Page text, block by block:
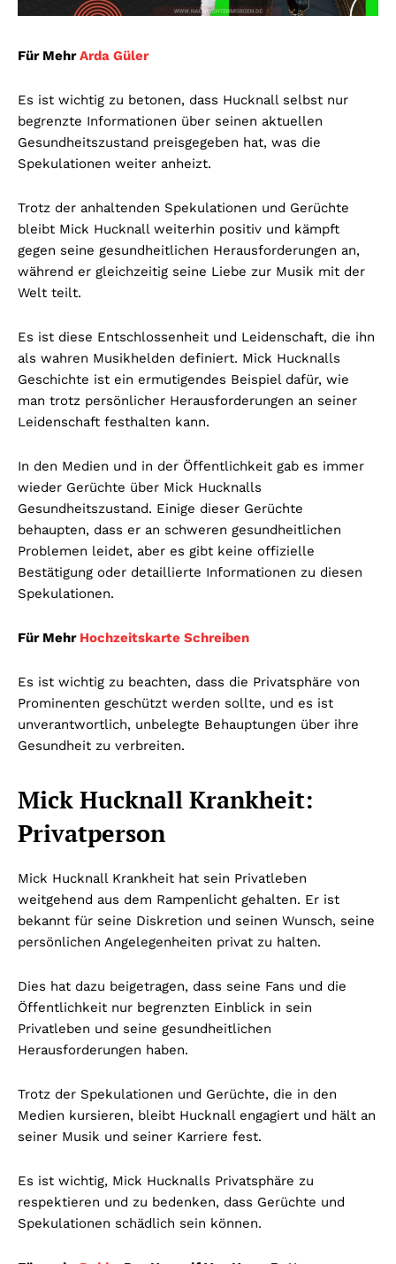
Für MehrArda Güler
Es ist wichtig zu betonen, dass Hucknall selbst nur
begrenzte Informationen über seinen aktuellen
Gesundheitszustand preisgegeben hat, was die
Spekulationen weiter anheizt.
Trotz der anhaltenden Spekulationen und Gerüchte
bleibt Mick Hucknall weiterhin positiv und kämpft
gegen seine gesundheitlichen Herausforderungen an,
während er gleichzeitig seine Liebe zur Musik mit der
Welt teilt.
Es ist diese Entschlossenheit und Leidenschaft, die ihn
als wahren Musikhelden definiert. Mick Hucknalls
Geschichte ist ein ermutigendes Beispiel dafür, wie
man trotz persönlicher Herausforderungen an seiner
Leidenschaft festhalten kann.
In den Medien und in der Öffentlichkeit gab es immer
wieder Gerüchte über Mick Hucknalls
Gesundheitszustand. Einige dieser Gerüchte
behaupten, dass er an schweren gesundheitlichen
Problemen leidet, aber es gibt keine offizielle
Bestätigung oder detaillierte Informationen zu diesen
Spekulationen.
Für Mehr Hochzeitskarte Schreiben
Es ist wichtig zu beachten, dass die Privatsphäre von
Prominenten geschützt werden sollte, und es ist
unverantwortlich, unbelegte Behauptungen über ihre
Gesundheit zu verbreiten.
Mick Hucknall Krankheit:
Privatperson
Mick Hucknall Krankheit hat sein Privatleben
weitgehend aus dem Rampenlicht gehalten. Er ist
bekannt für seine Diskretion und seinen Wunsch, seine
persönlichen Angelegenheiten privat zu halten.
Dies hat dazu beigetragen, dass seine Fans und die
Öffentlichkeit nur begrenzten Einblick in sein
Privatleben und seine gesundheitlichen
Herausforderungen haben.
Trotz der Spekulationen und Gerüchte, die in den
Medien kursieren, bleibt Hucknall engagiert und hält an
seiner Musik und seiner Karriere fest.
Es ist wichtig, Mick Hucknalls Privatsphäre zu
respektieren und zu bedenken, dass Gerüchte und
Spekulationen schädlich sein können.